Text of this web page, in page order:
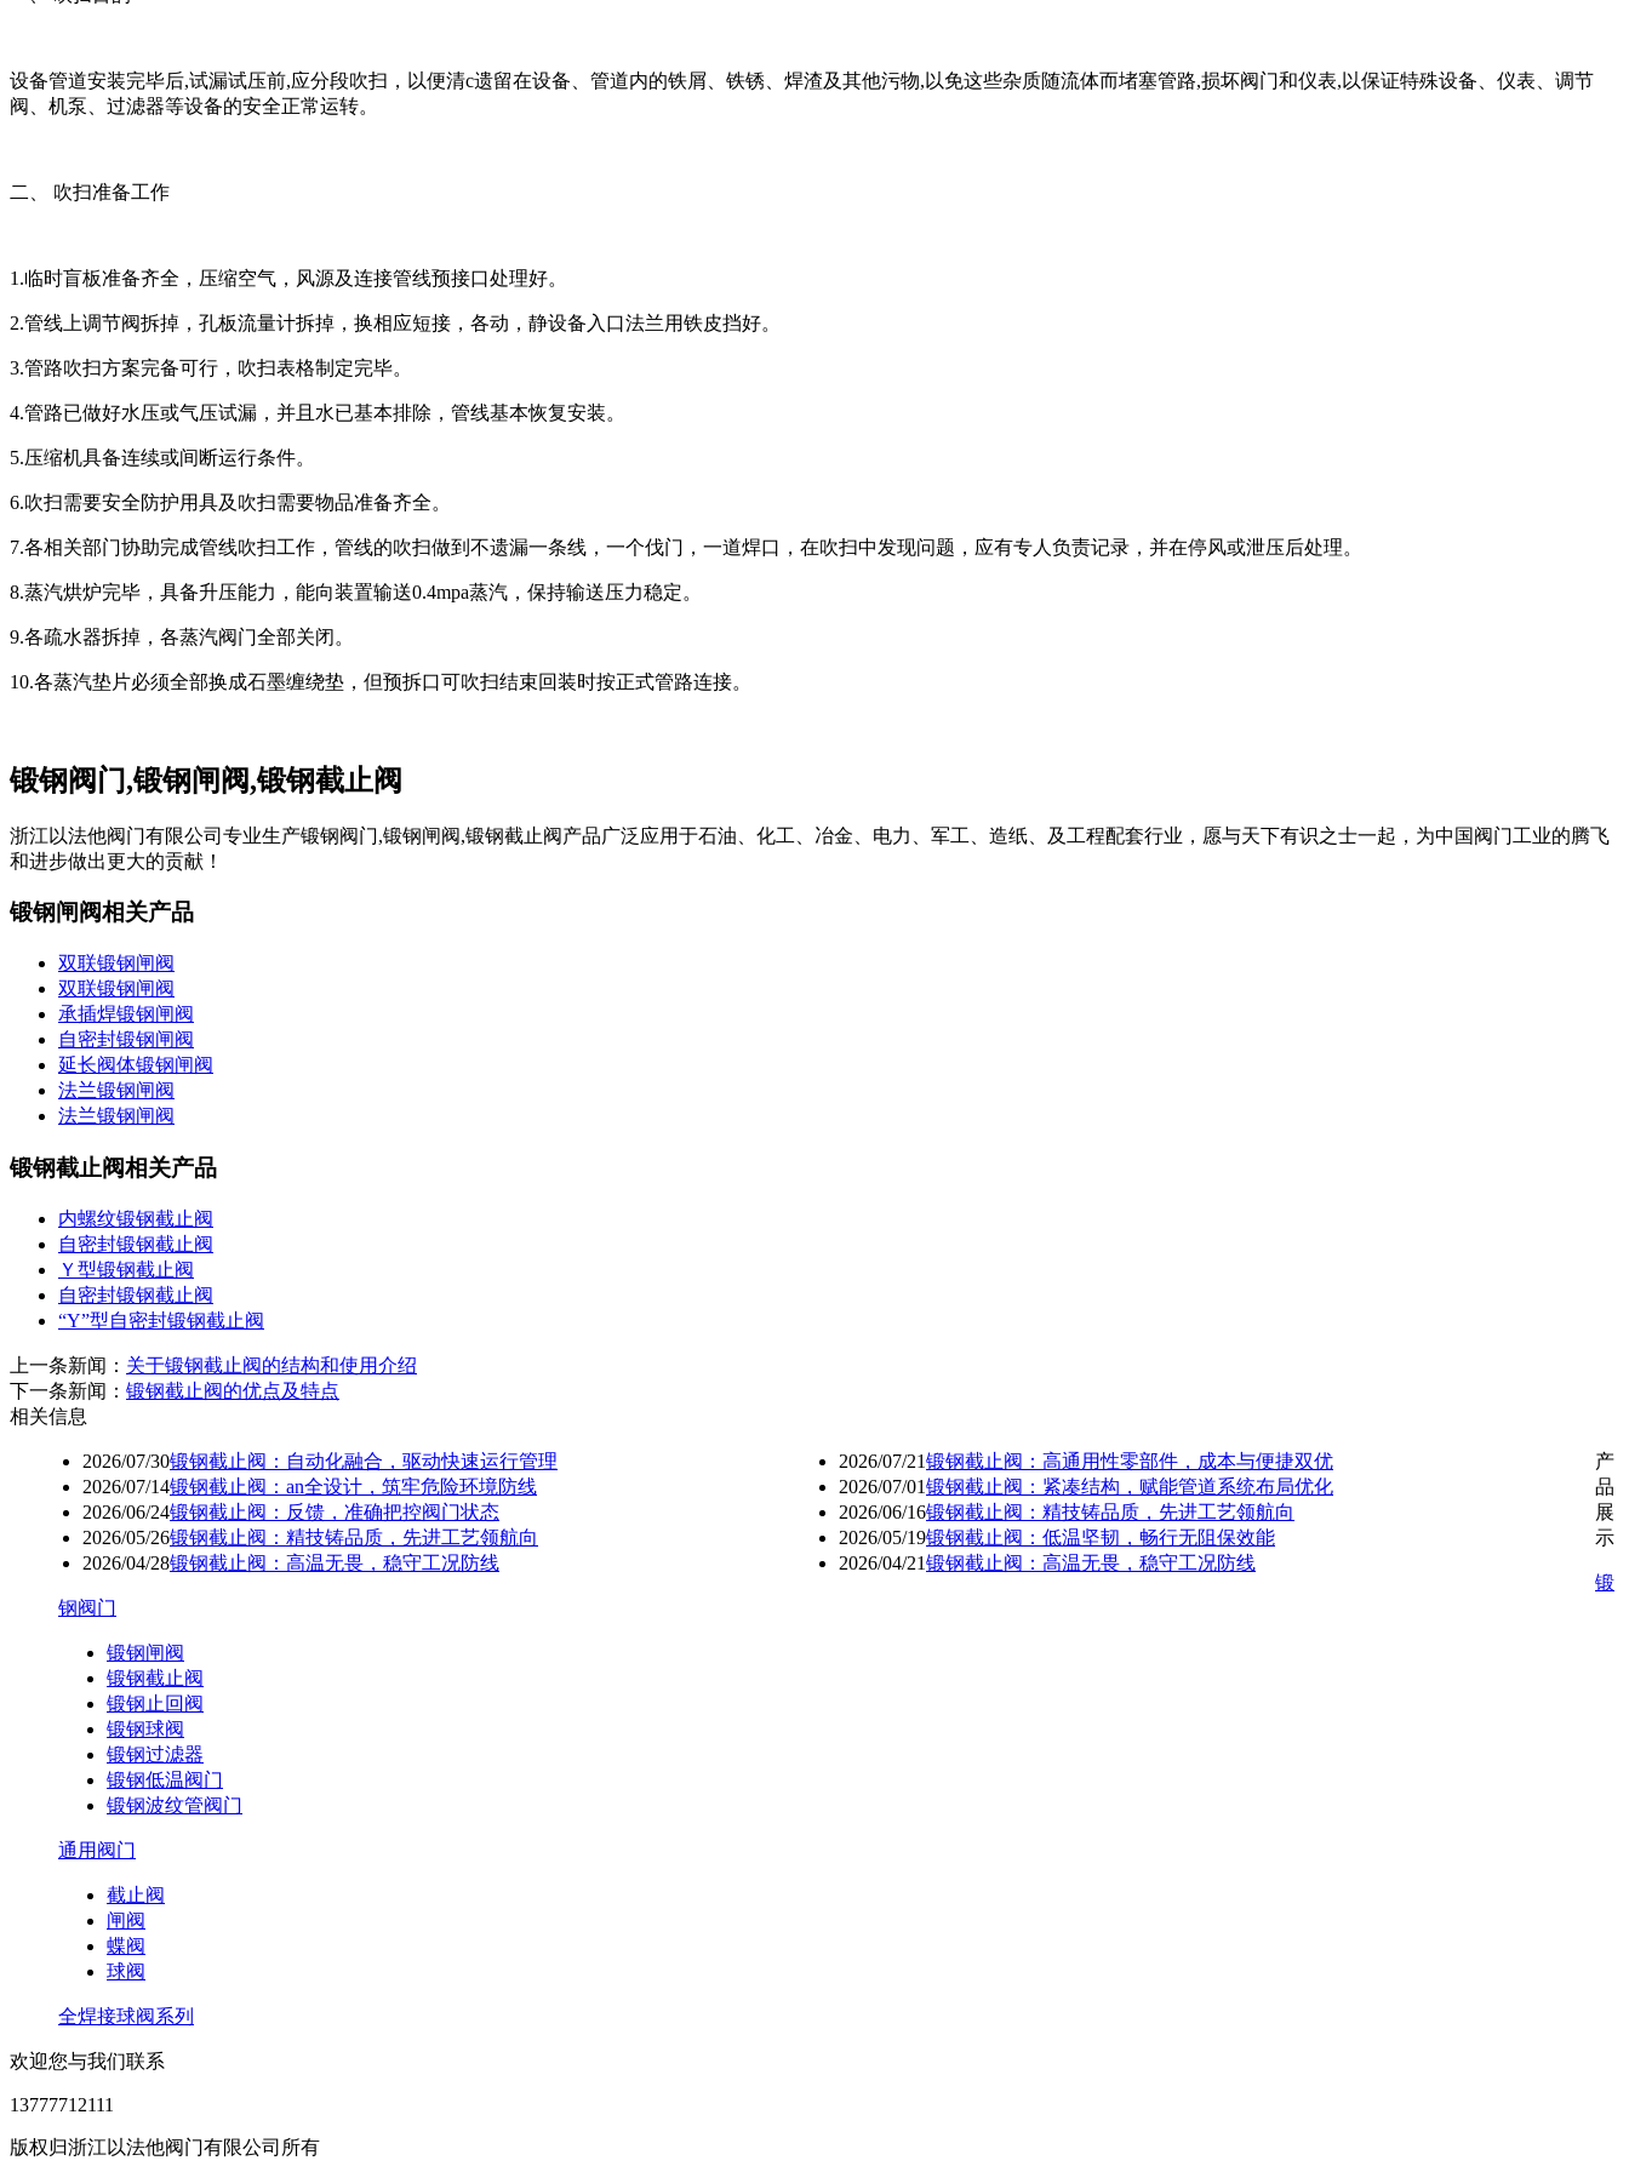
设备管道安装完毕后,试漏试压前,应分段吹扫，以便清c遗留在设备、管道内的铁屑、铁锈、焊渣及其他污物,以免这些杂质随流体而堵塞管路,损坏阀门和仪表,以保证特殊设备、仪表、调节
阀、机泵、过滤器等设备的安全正常运转。
二、 吹扫准备工作
1.临时盲板准备齐全，压缩空气，风源及连接管线预接口处理好。
2.管线上调节阀拆掉，孔板流量计拆掉，换相应短接，各动，静设备入口法兰用铁皮挡好。
3.管路吹扫方案完备可行，吹扫表格制定完毕。
4.管路已做好水压或气压试漏，并且水已基本排除，管线基本恢复安装。
5.压缩机具备连续或间断运行条件。
6.吹扫需要安全防护用具及吹扫需要物品准备齐全。
7.各相关部门协助完成管线吹扫工作，管线的吹扫做到不遗漏一条线，一个伐门，一道焊口，在吹扫中发现问题，应有专人负责记录，并在停风或泄压后处理。
8.蒸汽烘炉完毕，具备升压能力，能向装置输送0.4mpa蒸汽，保持输送压力稳定。
9.各疏水器拆掉，各蒸汽阀门全部关闭。
10.各蒸汽垫片必须全部换成石墨缠绕垫，但预拆口可吹扫结束回装时按正式管路连接。
锻钢阀门,锻钢闸阀,锻钢截止阀
浙江以法他阀门有限公司专业生产锻钢阀门,锻钢闸阀,锻钢截止阀产品广泛应用于石油、化工、冶金、电力、军工、造纸、及工程配套行业，愿与天下有识之士一起，为中国阀门工业的腾飞
和进步做出更大的贡献！
锻钢闸阀相关产品
双联锻钢闸阀
双联锻钢闸阀
承插焊锻钢闸阀
自密封锻钢闸阀
延长阀体锻钢闸阀
法兰锻钢闸阀
法兰锻钢闸阀
锻钢截止阀相关产品
内螺纹锻钢截止阀
自密封锻钢截止阀
Ｙ型锻钢截止阀
自密封锻钢截止阀
“Y”型自密封锻钢截止阀
上一条新闻： 关于锻钢截止阀的结构和使用介绍
下一条新闻： 锻钢截止阀的优点及特点
相关信息
2026/07/30锻钢截止阀：自动化融合，驱动快速运行管理 2026/07/21锻钢截止阀：高通用性零部件，成本与便捷双优
2026/07/14锻钢截止阀：an全设计，筑牢危险环境防线 2026/07/01锻钢截止阀：紧凑结构，赋能管道系统布局优化
2026/06/24锻钢截止阀：反馈，准确把控阀门状态 2026/06/16锻钢截止阀：精技铸品质，先进工艺领航向
2026/05/26锻钢截止阀：精技铸品质，先进工艺领航向 2026/05/19锻钢截止阀：低温坚韧，畅行无阻保效能
2026/04/28锻钢截止阀：高温无畏，稳守工况防线 2026/04/21锻钢截止阀：高温无畏，稳守工况防线
产
品
展
示
锻
钢阀门
锻钢闸阀
锻钢截止阀
锻钢止回阀
锻钢球阀
锻钢过滤器
锻钢低温阀门
锻钢波纹管阀门
通用阀门
截止阀
闸阀
蝶阀
球阀
全焊接球阀系列
欢迎您与我们联系
13777712111
版权归浙江以法他阀门有限公司所有